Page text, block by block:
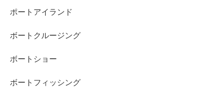
ポートアイランド
ボートクルージング
ボートショー
ボートフィッシング